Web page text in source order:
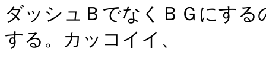
ダッシュＢでなくＢＧにす
する。カッコイイ、